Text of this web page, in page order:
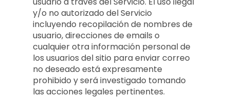
y/o no autorizado del Servicio
incluyendo recopilación de nombres de
usuario, direcciones de emails o
cualquier otra información personal de
los usuarios del sitio para enviar correo
no deseado está expresamente
prohibido y será investigado tomando
las acciones legales pertinentes.